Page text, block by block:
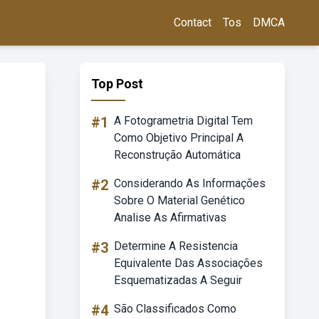
Contact Tos DMCA
Top Post
#1 A Fotogrametria Digital Tem
Como Objetivo Principal A
Reconstrução Automática
#2 Considerando As Informações
Sobre O Material Genético
Analise As Afirmativas
#3 Determine A Resistencia
Equivalente Das Associações
Esquematizadas A Seguir
#4 São Classificados Como